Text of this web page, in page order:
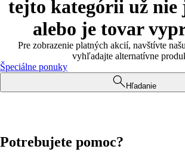
tejto kategórii už nie
alebo je tovar
Pre zobrazenie platných akcií, navštívte
vyhľadajte alternatívne
Špeciálne ponuky
Hľadanie
Potrebujete pomoc?